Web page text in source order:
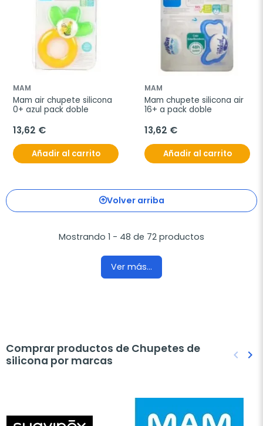
MAM
Mam air chupete silicona
0+ azul pack doble
13,62 €
Añadir al carrito
MAM
Mam chupete silicona air
16+ a pack doble
13,62 €
Añadir al carrito
Volver arriba
Mostrando 1 - 48 de 72 productos
Ver más...
Comprar productos de Chupetes de
silicona por marcas
keyboard_arrow_left keyboard_arrow_right